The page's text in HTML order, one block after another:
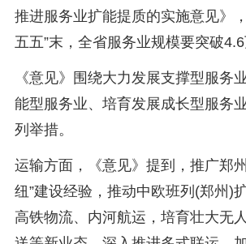
推进服务业扩能提质的实施意见》
五五”末，全省服务业规模要突破4.6
《意见》围绕大力发展支撑型服务
能型服务业、培育发展成长型服务
列举措。
运输方面，《意见》提到，推广郑
纽”建设经验，推动中欧班列(郑州)
高铁物流、内河航运，培育壮大无